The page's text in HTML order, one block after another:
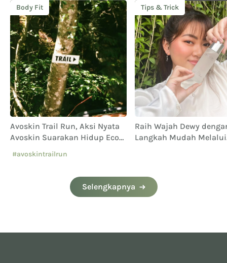
Body Fit
Avoskin Trail Run, Aksi Nyata
Avoskin Suarakan Hidup Eco
#avoskintrailrun
Tips & Trick
Raih Wajah Dewy
Langkah Mudah Melalui
Selengkapnya